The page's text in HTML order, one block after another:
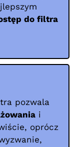
do filtra
pozwala
i
oprócz